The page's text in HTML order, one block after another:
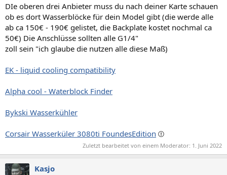
DIe oberen drei Anbieter muss du nach deiner Karte schauen
ob es dort Wasserblöcke für dein Model gibt (die werde alle
ab ca 150€ - 190€ gelistet, die Backplate kostet nochmal ca
50€) Die Anschlüsse sollten alle G1/4"
zoll sein "ich glaube die nutzen alle diese Maß)
EK - liquid cooling compatibility
Alpha cool - Waterblock Finder
Bykski Wasserkühler
Corsair Wasserküler 3080ti FoundesEdition
Zuletzt bearbeitet von einem Moderator: 1. Juni 2022
Kasjo